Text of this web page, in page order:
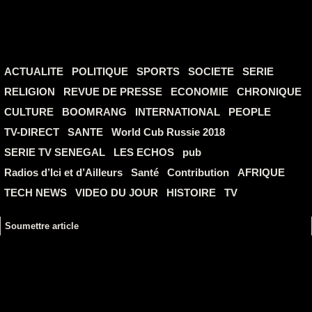
ACTUALITE POLITIQUE SPORTS SOCIETE
SERIE
RELIGION
REVUE DE PRESSE ECONOMIE
CHRONIQUE
CULTURE
BOOMRANG INTERNATIONAL
PEOPLE
TV-DIRECT
SANTE
World Cub Russie 2018
SERIE TV SENEGAL
LES ECHOS
pub
Radios d’Ici et d’Ailleurs
Santé Contribution
AFRIQUE
TECH NEWS
VIDEO DU JOUR HISTOIRE TV
Soumettre article